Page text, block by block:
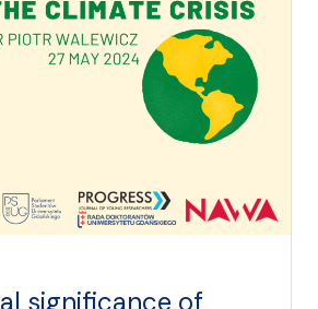
significance of